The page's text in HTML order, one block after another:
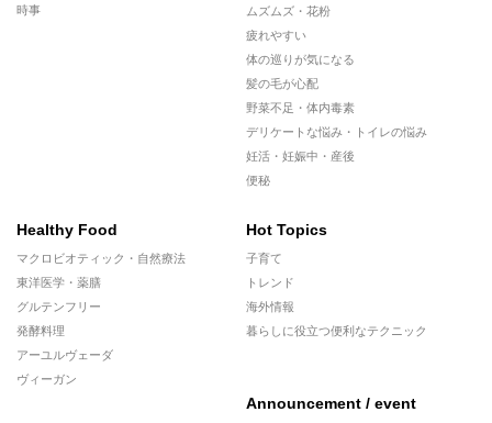
時事
ムズムズ・花粉
疲れやすい
体の巡りが気になる
髪の毛が心配
野菜不足・体内毒素
デリケートな悩み・トイレの悩み
妊活・妊娠中・産後
便秘
Healthy Food
マクロビオティック・自然療法
東洋医学・薬膳
グルテンフリー
発酵料理
アーユルヴェーダ
ヴィーガン
Hot Topics
子育て
トレンド
海外情報
暮らしに役立つ便利なテクニック
Announcement / event